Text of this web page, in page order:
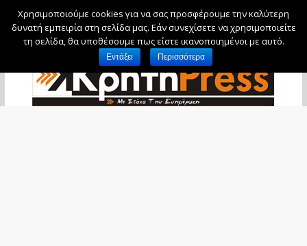
Παρασκευή, 7 Αυγούστου, 2026
Χρησιμοποιούμε cookies για να σας προσφέρουμε την καλύτερη
δυνατή εμπειρία στη σελίδα μας. Εάν συνεχίσετε να χρησιμοποιείτε
τη σελίδα, θα υποθέσουμε πως είστε ικανοποιημένοι με αυτό.
Εντάξει Περισσότερα